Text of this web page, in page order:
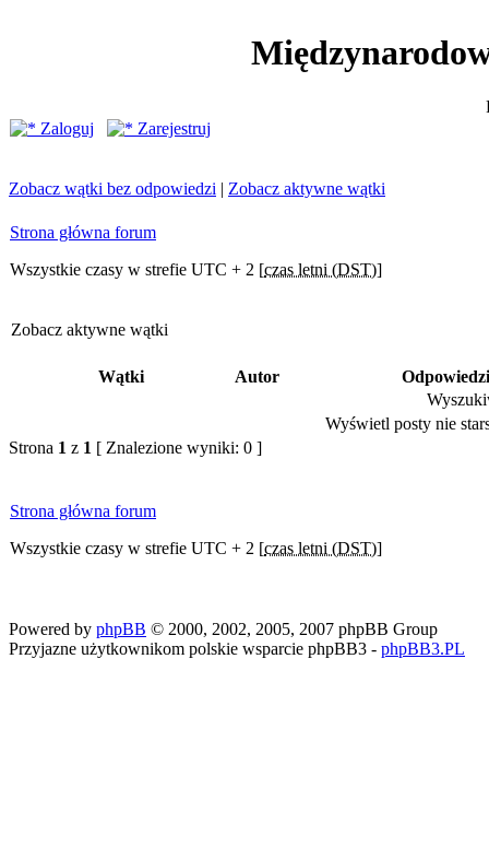
Zaloguj
Zarejestruj
Zobacz wątki bez odpowiedzi | Zobacz aktywne wątki
Strona główna forum
Wszystkie czasy w strefie UTC + 2 [czas letni (DST)]
Zobacz aktywne wątki
Wątki Autor
Wyświetl posty nie
Strona 1 z 1 [ Znalezione wyniki: 0 ]
Strona główna forum
Wszystkie czasy w strefie UTC + 2 [czas letni (DST)]
Powered by phpBB © 2000, 2002, 2005, 2007 phpBB Group
Przyjazne użytkownikom polskie wsparcie phpBB3 - phpBB3.PL